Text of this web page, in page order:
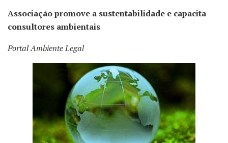
Associação promove a sustentabilidade e capacita
consultores ambientais
Portal Ambiente Legal